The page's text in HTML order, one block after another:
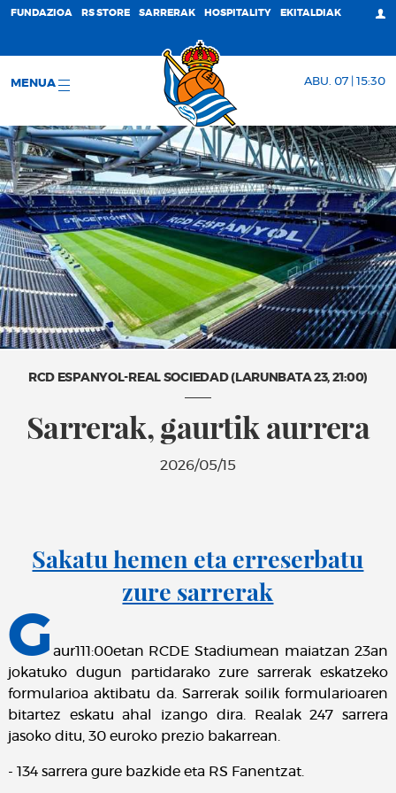
FUNDAZIOA RS STORE SARRERAK HOSPITALITY EKITALDIAK
MENUA ABU. 07 | 15:30
RCD ESPANYOL-REAL SOCIEDAD (LARUNBATA 23, 21:00)
Sarrerak, gaurtik aurrera
2026/05/15
Sakatu hemen eta erreserbatu
zure sarrerak
Gaur111:00etan RCDE Stadiumean maiatzan 23an
jokatuko dugun partidarako zure sarrerak eskatzeko
formularioa aktibatu da. Sarrerak soilik formularioaren
bitartez eskatu ahal izango dira. Realak 247 sarrera
jasoko ditu, 30 euroko prezio bakarrean.
- 134 sarrera gure bazkide eta RS Fanentzat.